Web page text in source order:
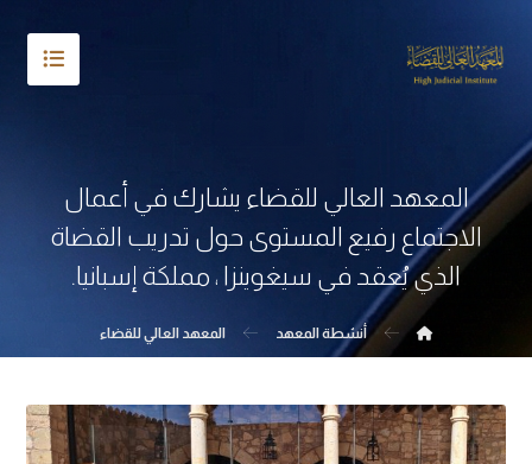
المعهد العالي للقضاء يشارك في أعمال
الاجتماع رفيع المستوى حول تدريب القضاة
الذي يُعقد في سيغوينزا ، مملكة إسبانيا.
أنشطة المعهد المعهد العالي للقضاء